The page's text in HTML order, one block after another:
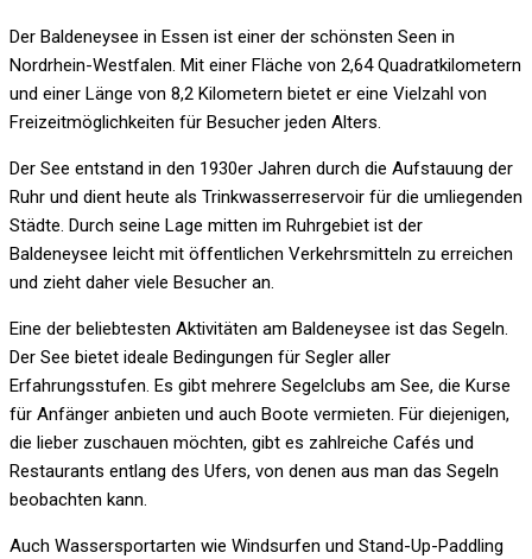
Der Baldeneysee in Essen ist einer der schönsten Seen in
Nordrhein-Westfalen. Mit einer Fläche von 2,64 Quadratkilometern
und einer Länge von 8,2 Kilometern bietet er eine Vielzahl von
Freizeitmöglichkeiten für Besucher jeden Alters.
Der See entstand in den 1930er Jahren durch die Aufstauung der
Ruhr und dient heute als Trinkwasserreservoir für die umliegenden
Städte. Durch seine Lage mitten im Ruhrgebiet ist der
Baldeneysee leicht mit öffentlichen Verkehrsmitteln zu erreichen
und zieht daher viele Besucher an.
Eine der beliebtesten Aktivitäten am Baldeneysee ist das Segeln.
Der See bietet ideale Bedingungen für Segler aller
Erfahrungsstufen. Es gibt mehrere Segelclubs am See, die Kurse
für Anfänger anbieten und auch Boote vermieten. Für diejenigen,
die lieber zuschauen möchten, gibt es zahlreiche Cafés und
Restaurants entlang des Ufers, von denen aus man das Segeln
beobachten kann.
Auch Wassersportarten wie Windsurfen und Stand-Up-Paddling